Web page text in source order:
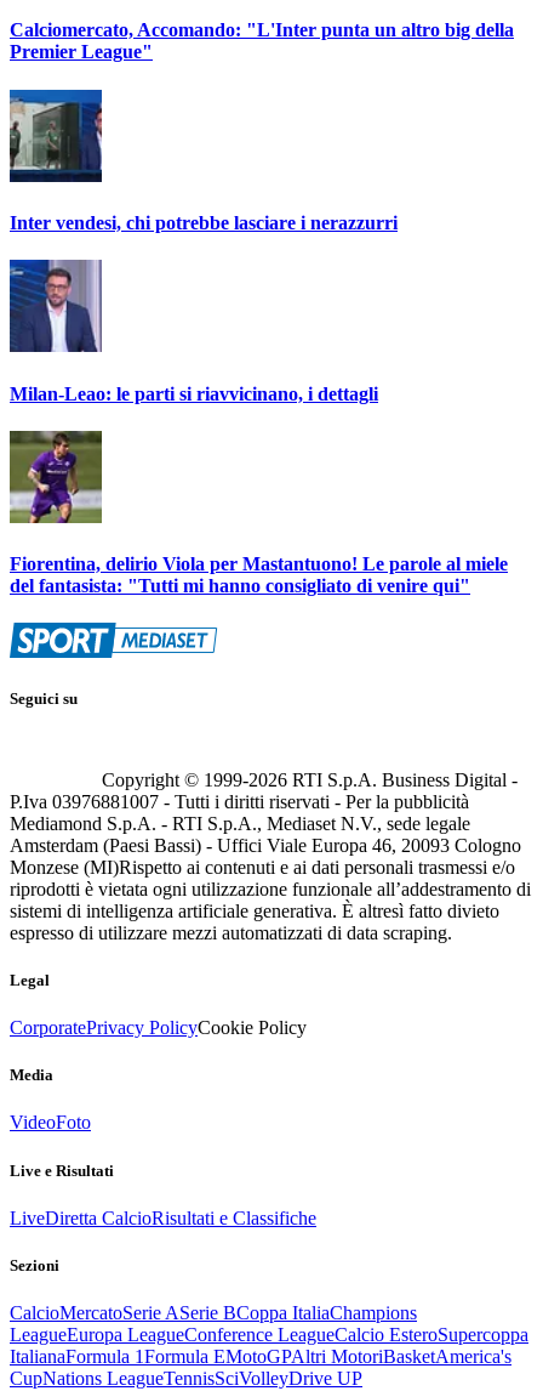
Calciomercato, Accomando: "L'Inter punta un altro big della
Premier League"
Inter vendesi, chi potrebbe lasciare i nerazzurri
Milan-Leao: le parti si riavvicinano, i dettagli
Fiorentina, delirio Viola per Mastantuono! Le parole al miele
del fantasista: "Tutti mi hanno consigliato di venire qui"
Seguici su
Copyright © 1999-2026 RTI S.p.A. Business Digital -
P.Iva 03976881007 - Tutti i diritti riservati - Per la pubblicità
Mediamond S.p.A. - RTI S.p.A., Mediaset N.V., sede legale
Amsterdam (Paesi Bassi) - Uffici Viale Europa 46, 20093 Cologno
Monzese (MI)Rispetto ai contenuti e ai dati personali trasmessi e/o
riprodotti è vietata ogni utilizzazione funzionale all’addestramento di
sistemi di intelligenza artificiale generativa. È altresì fatto divieto
espresso di utilizzare mezzi automatizzati di data scraping.
Legal
CorporatePrivacy PolicyCookie Policy
Media
VideoFoto
Live e Risultati
LiveDiretta CalcioRisultati e Classifiche
Sezioni
CalcioMercatoSerie ASerie BCoppa ItaliaChampions
LeagueEuropa LeagueConference LeagueCalcio EsteroSupercoppa
ItalianaFormula 1Formula EMotoGPAltri MotoriBasketAmerica's
CupNations LeagueTennisSciVolleyDrive UP